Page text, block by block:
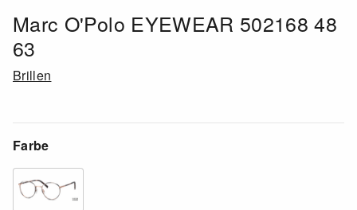
Marc O'Polo EYEWEAR 502168 48
63
Brillen
Farbe